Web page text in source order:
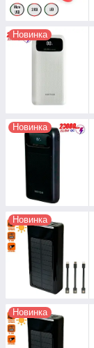
Новинка
Новинка
Новинка
Новинка